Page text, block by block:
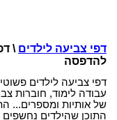
דפי צביעה לילדים \
להדפסה
דפי צביעה לילדים
עבודה לימוד, חוברות
של אותיות ומספרים...
התוכן שהילדים נחשפים